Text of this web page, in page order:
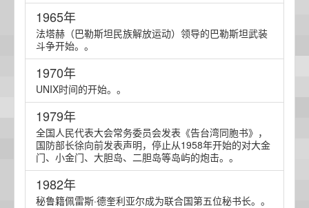
1965年
法塔赫（巴勒斯坦民族解放运动）领导的巴勒斯坦武装
斗争开始。。
1970年
UNIX时间的开始。。
1979年
全国人民代表大会常务委员会发表《告台湾同胞书》，
国防部长徐向前发表声明，停止从1958年开始的对大金
门、小金门、大胆岛、二胆岛等岛屿的炮击。。
1982年
秘鲁籍佩雷斯·德奎利亚尔成为联合国第五位秘书长。。